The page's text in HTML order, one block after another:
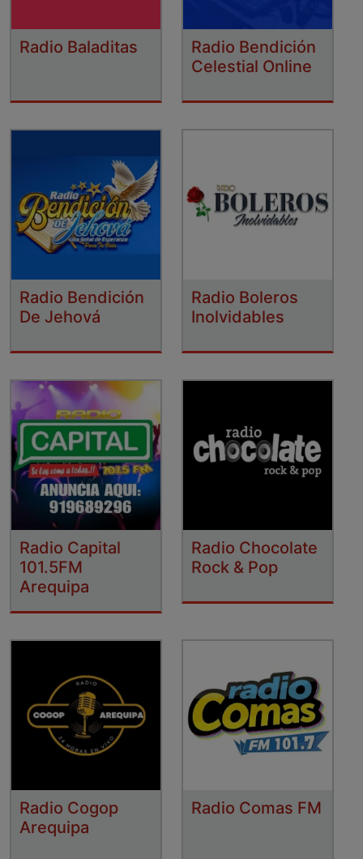
Radio Baladitas
Radio Bendición
Celestial Online
Radio Bendición
De Jehová
Radio Boleros
Inolvidables
Radio Capital
101.5FM
Arequipa
Radio Chocolate
Rock & Pop
Radio Cogop
Arequipa
Radio Comas FM